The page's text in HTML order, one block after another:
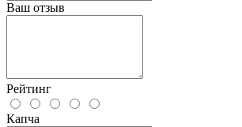
Ваш отзыв
Рейтинг
Капча